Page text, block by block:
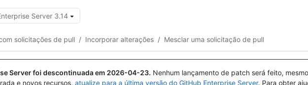
Server 3.14
solicitações de pull / Incorporar alterações / Mesclar uma solicitação de pull
Server foi descontinuada em 2026-04-23. Nenhum lançamento de patch será feito,
e novos recursos, atualize para a última versão do GitHub Enterprise Server. Para obter